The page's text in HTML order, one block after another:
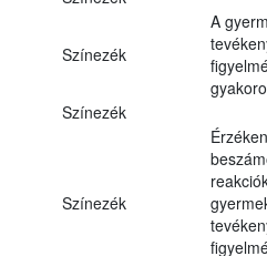
Színezék
A
Színezék
Színezék